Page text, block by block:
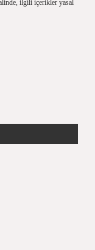
ilgili içerikler yasal